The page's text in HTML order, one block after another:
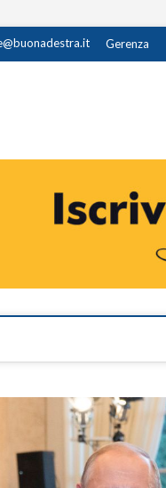
Gerenza